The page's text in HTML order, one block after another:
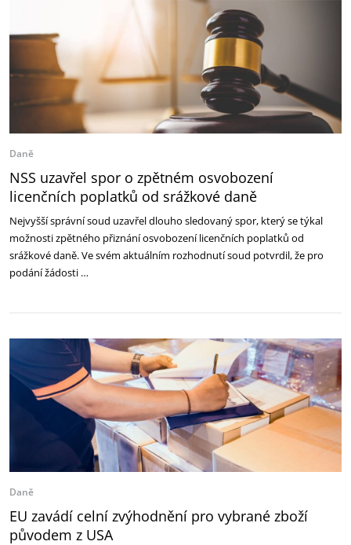
Daně
NSS uzavřel spor o zpětném osvobození
licenčních poplatků od srážkové daně
Nejvyšší správní soud uzavřel dlouho sledovaný spor, který se týkal
možnosti zpětného přiznání osvobození licenčních poplatků od
srážkové daně. Ve svém aktuálním rozhodnutí soud potvrdil, že pro
podání žádosti …
Daně
EU zavádí celní zvýhodnění pro vybrané zboží
původem z USA